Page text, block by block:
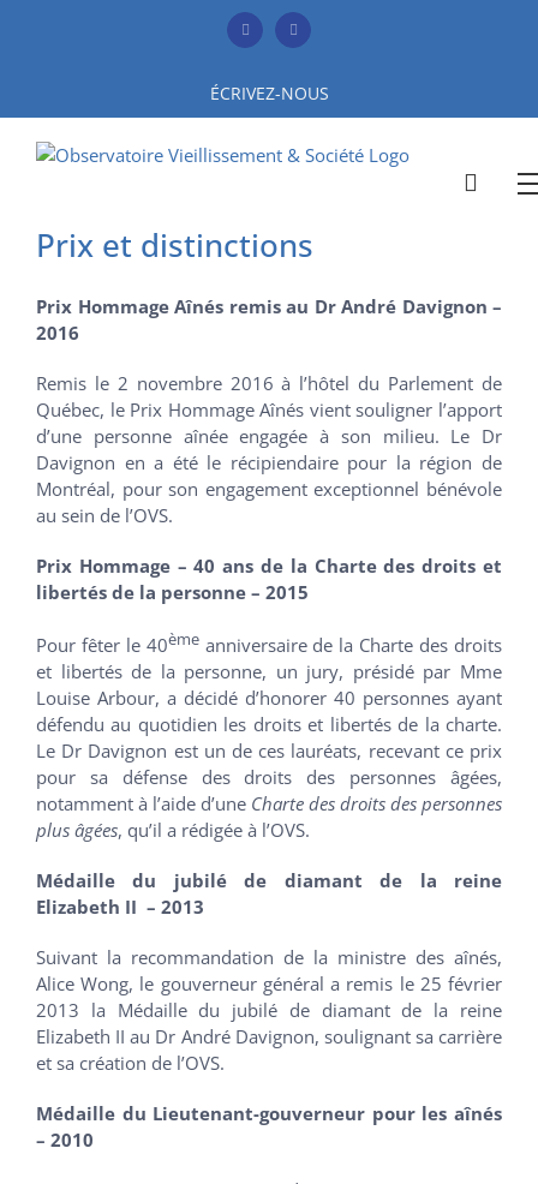
FacebookYouTube
ÉCRIVEZ-NOUS
Prix et distinctions
Prix Hommage Aînés remis au Dr André Davignon –
2016
Remis le 2 novembre 2016 à l’hôtel du Parlement de
Québec, le Prix Hommage Aînés vient souligner l’apport
d’une personne aînée engagée à son milieu. Le Dr
Davignon en a été le récipiendaire pour la région de
Montréal, pour son engagement exceptionnel bénévole
au sein de l’OVS.
Prix Hommage – 40 ans de la Charte des droits et
libertés de la personne – 2015
Pour fêter le 40èmeanniversaire de la Charte des droits
et libertés de la personne, un jury, présidé par Mme
Louise Arbour, a décidé d’honorer 40 personnes ayant
défendu au quotidien les droits et libertés de la charte.
Le Dr Davignon est un de ces lauréats, recevant ce prix
pour sa défense des droits des personnes âgées,
notamment à l’aide d’une Charte des droits des personnes
plus âgées, qu’il a rédigée à l’OVS.
Médaille du jubilé de diamant de la reine
Elizabeth II – 2013
Suivant la recommandation de la ministre des aînés,
Alice Wong, le gouverneur général a remis le 25 février
2013 la Médaille du jubilé de diamant de la reine
Elizabeth II au Dr André Davignon, soulignant sa carrière
et sa création de l’OVS.
Médaille du Lieutenant-gouverneur pour les aînés
– 2010